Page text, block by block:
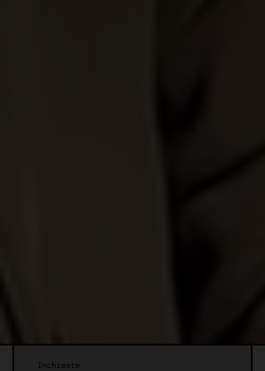
Inchieste